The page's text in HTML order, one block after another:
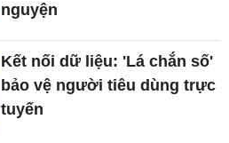
nguyện
Kết nối dữ liệu: 'Lá chắn số'
bảo vệ người tiêu dùng trực
tuyến